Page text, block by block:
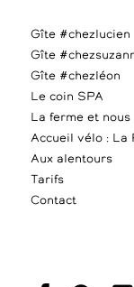
Gîte #chezlucien
Gîte
Gîte #chezléon
Le coin SPA
La ferme et nous
Accueil vélo : La
Aux alentours
Tarifs
Contact